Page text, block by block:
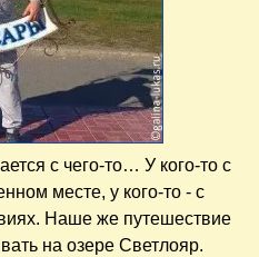
с чего-то… У кого-то с
месте, у кого-то - с
Наше же путешествие
на озере Светлояр.